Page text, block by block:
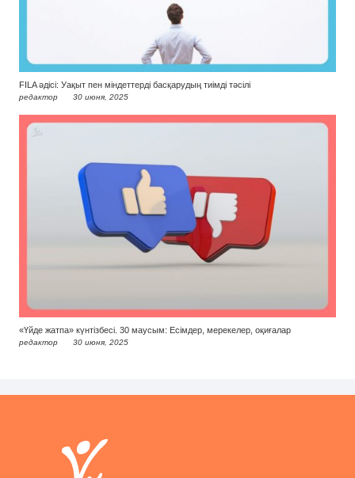
FILA әдісі: Уақыт пен міндеттерді басқарудың тиімді тәсілі
редактор 30 июня, 2025
«Үйде жатпа» күнтізбесі. 30 маусым: Есімдер, мерекелер, оқиғалар
редактор 30 июня, 2025